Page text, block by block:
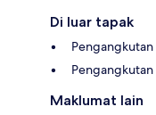
Di luar tapak
Maklumat lain